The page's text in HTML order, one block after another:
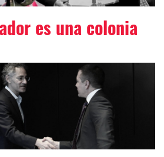
es una colonia